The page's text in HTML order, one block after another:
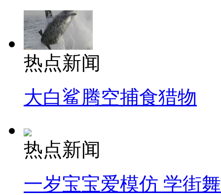
热点新闻
大白鲨腾空捕食猎物
热点新闻
一岁宝宝爱模仿 学街